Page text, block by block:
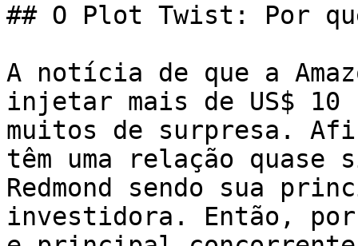
## O Plot Twist: Por
A notícia de que a
injetar mais de US$ 10
muitos de surpresa.
têm uma relação
Redmond sendo sua
investidora. Então, por